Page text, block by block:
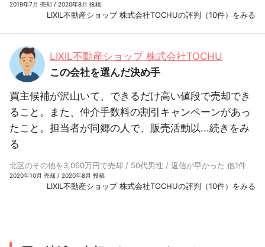
2019年7月 売却 / 2020年8月 投稿
LIXIL不動産ショップ 株式会社TOCHUの評判（10件）をみる
LIXIL不動産ショップ 株式会社TOCHU
この会社を選んだ決め手
買主候補が沢山いて、できるだけ高い値段で売却でき
ること。また、仲介手数料の割引キャンペーンがあっ
たこと。担当者が同郷の人で、販売活動以...続きをみ
る
北区のその他を3,060万円で売却 / 50代男性 / 返信が早かった 他1件
2020年10月 売却 / 2020年8月 投稿
LIXIL不動産ショップ 株式会社TOCHUの評判（10件）をみる